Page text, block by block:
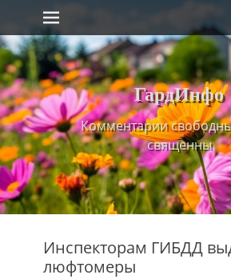
Skip
to
content
Primary Menu
ГардИнфо
Комментарии
священны
Инспекторам ГИБДД
люфтомеры